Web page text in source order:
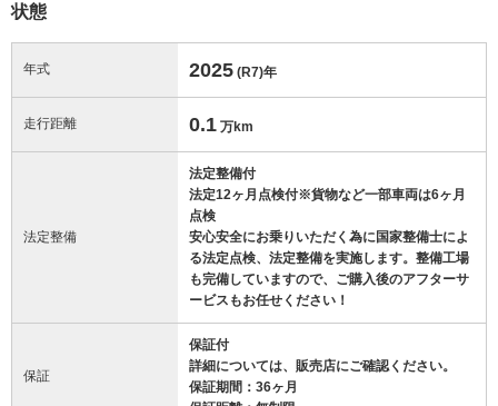
状態
年式 2025 (R7)年
走行距離 0.1 万km
法定整備
法定整備付
法定12ヶ月点検付※貨物など一部車両は6ヶ月
点検
安心安全にお乗りいただく為に国家整備士によ
る法定点検、法定整備を実施します。整備工場
も完備していますので、ご購入後のアフターサ
ービスもお任せください！
保証
保証付
詳細については、販売店にご確認ください。
保証期間：36ヶ月